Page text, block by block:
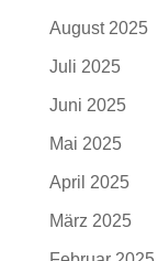
August 2025
Juli 2025
Juni 2025
Mai 2025
April 2025
März 2025